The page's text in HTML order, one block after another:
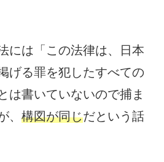
には「この法律は、日本
げる罪を犯したすべての
は書いていないので捕ま
、 構図が同じだという話